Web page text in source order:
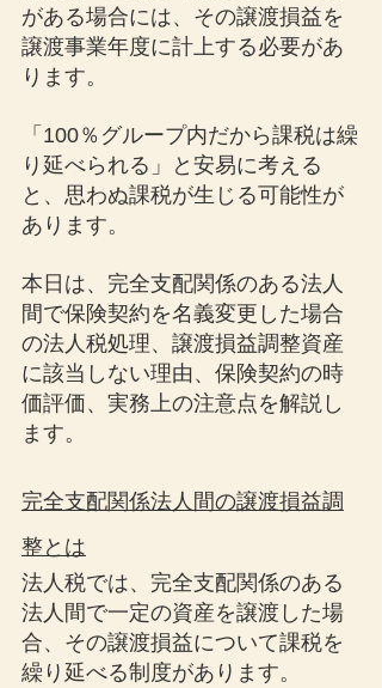
がある場合には、その譲渡損益を
譲渡事業年度に計上する必要があ
ります。
「100％グループ内だから課税は繰
り延べられる」と安易に考える
と、思わぬ課税が生じる可能性が
あります。
本日は、完全支配関係のある法人
間で保険契約を名義変更した場合
の法人税処理、譲渡損益調整資産
に該当しない理由、保険契約の時
価評価、実務上の注意点を解説し
ます。
完全支配関係法人間の譲渡損益調
整とは
法人税では、完全支配関係のある
法人間で一定の資産を譲渡した場
合、その譲渡損益について課税を
繰り延べる制度があります。